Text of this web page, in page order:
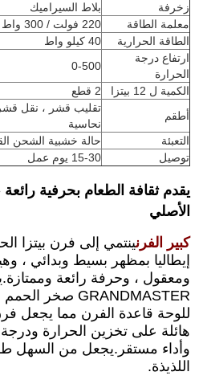
زخرفة
بلاط السيراميك
معلمة الطاقة
220 فولت / 300 واط
الطاقة الحرارية
40 كيلو واط
ارتفاع درجة
الحرارة
0-500
الكمية ل 12 بيتزا
2 قطع
أطقم
تقليب قشر ، نقل
نحاسية
التعبئة
حالة خشبية الشحن
توصيل
15-30 يوم عمل
يقدم ثقافة الطعام بحرفية رائعة
الأصلي
كبير الفرنينتمي إلى فرن بيتزا
إيطاليا بمظهر بسيط وبدائي ،
للوحة قاعدة الفرن مما يجعل فرن
هائلة على تخزين الحرارة
وأداء مستقر.يجعل من السهل طهي
اللذيذة.